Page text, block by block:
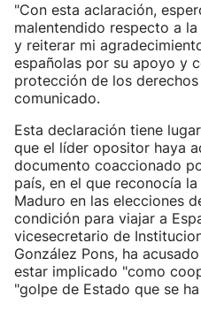
"Con esta aclaración,
malentendido respecto a
y reiterar mi
españolas por su apoyo y
protección de los
comunicado.
Esta declaración tiene
que el líder opositor haya
documento coaccionado
país, en el que reconocía
Maduro en las elecciones
condición para viajar a
vicesecretario de
González Pons, ha
estar implicado "como
"golpe de Estado que se